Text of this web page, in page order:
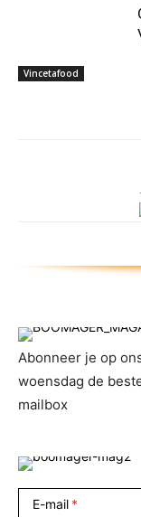
Vincetafood
Abonneer je op
woensdag de
mailbox
E-mail